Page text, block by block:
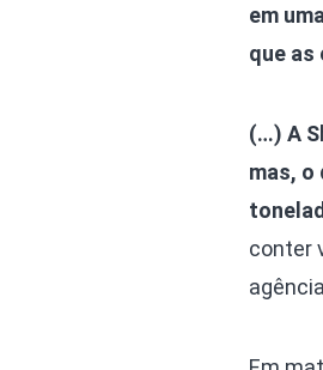
em
que
(…) A
mas, o
conter